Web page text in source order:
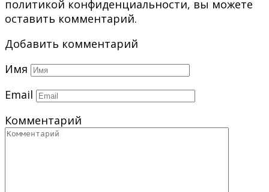
политикой конфиденциальности, вы можете
оставить комментарий.
Добавить комментарий
Имя
Email
Комментарий